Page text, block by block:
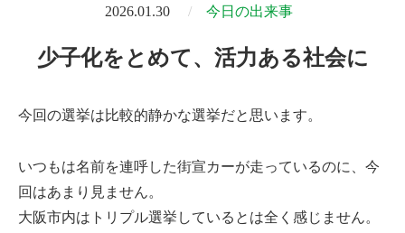
2026.01.30 今日の出来事
少子化をとめて、活力ある社会に
今回の選挙は比較的静かな選挙だと思います。
いつもは名前を連呼した街宣カーが走っているのに、今
回はあまり見ません。
大阪市内はトリプル選挙しているとは全く感じません。